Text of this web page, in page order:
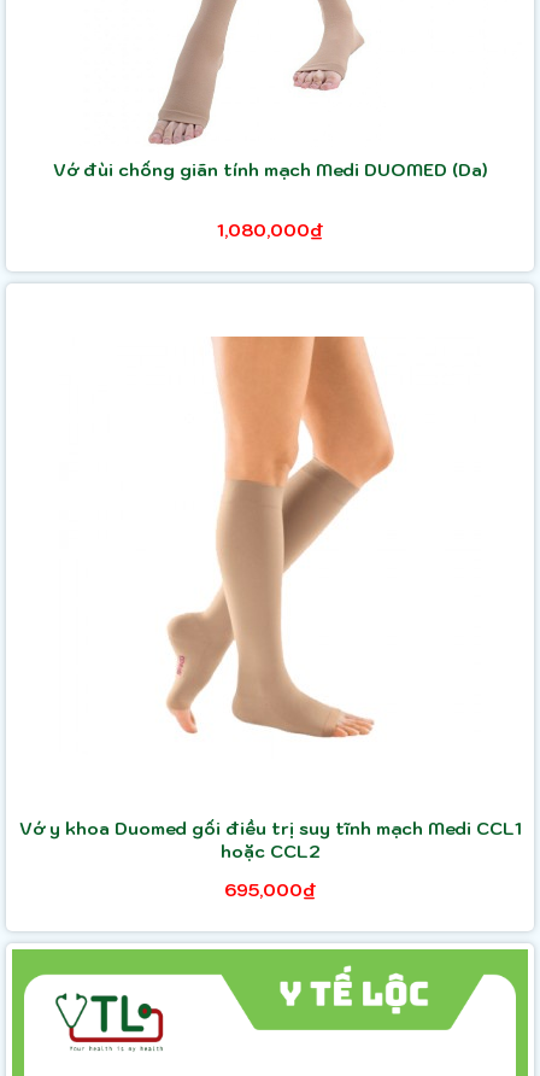
Vớ đùi chống giãn tính mạch Medi DUOMED (Da)
1,080,000₫
Vớ y khoa Duomed gối điều trị suy tĩnh mạch Medi CCL1
hoặc CCL2
695,000₫